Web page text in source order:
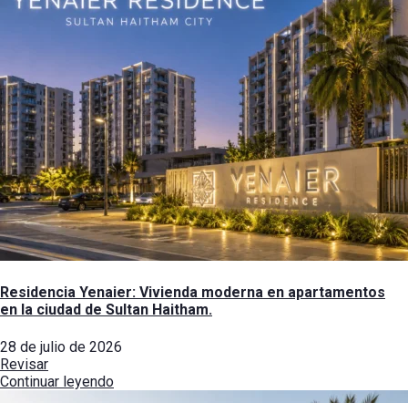
Residencia Yenaier: Vivienda moderna en apartamentos
en la ciudad de Sultan Haitham.
28 de julio de 2026
Revisar
Continuar leyendo